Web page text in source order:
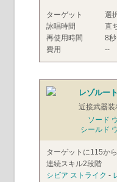
ターゲット
選
詠唱時間
直
再使用時間
8秒
費用
--
レゾルー
近接武器
ソード
シールド
ターゲットに115か
連続スキル2段階
シビア ストライク -